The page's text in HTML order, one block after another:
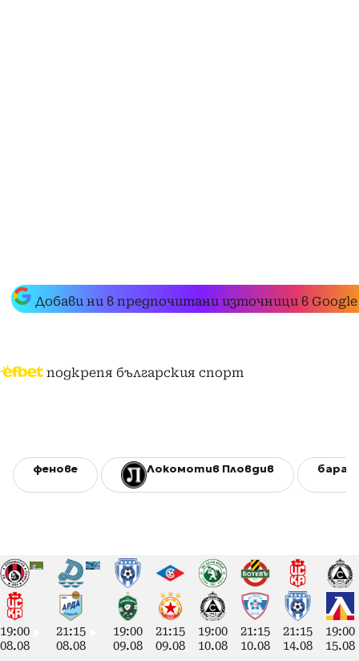
Добави ни в предпочитани източници в Google
подкрепя българския спорт
фенове Локомотив Пловдив бараж
19:00
08.08
21:15
08.08
19:00
09.08
21:15
09.08
19:00
10.08
21:15
10.08
21:15
14.08
19:00
15.08